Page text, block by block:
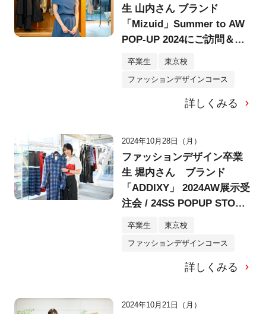
生 山内さん ブランド
「Mizuid」Summer to AW
POP-UP 2024にご訪問＆イ
ンタビュー！
卒業生 東京校
ファッションデザインコース
詳しくみる
2024年10月28日（月）
ファッションデザイン卒業
生 堀内さん ブランド
「ADDIXY」 2024AW展示受
注会 / 24SS POPUP STORE
にご訪問＆インタビュー！
卒業生 東京校
ファッションデザインコース
詳しくみる
2024年10月21日（月）